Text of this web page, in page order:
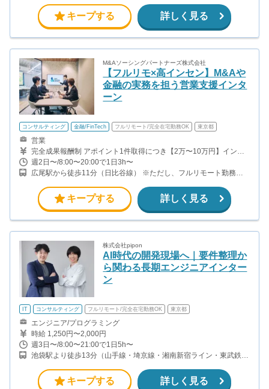
メトロ有楽町線） ※基本はフルリモートです。
キープする 詳しく見る
M&Aソーシングパートナーズ株式会社
【フルリモ×高インセン】M&Aや
金融の実務を担う営業支援インタ
ーン
コンサルティング 金融/FinTech フルリモート/完全在宅勤務OK 東京都
営業
完全成果報酬制 アポイント1件取得につき【2万〜10万円】インセ
ンティブ アポ取得先企業の売上高に応じて変動します。 アポ獲得
実績に応じてインセンティブ率が高くなる報酬体系。 アポ獲得数に
応じたランキング報酬など様々な制度があり、さらにインセンティ
ブが発生する可能性があります。
週2日〜/8:00〜20:00で1日3h〜
広尾駅から徒歩11分（日比谷線） ※ただし、フルリモート勤務の
キープする 詳しく見る
株式会社pipon
AI時代の開発現場へ｜要件整理か
ら関わる長期エンジニアインター
ン
IT コンサルティング フルリモート/完全在宅勤務OK 東京都
エンジニア/プログラミング
時給 1,250円〜2,000円
週3日〜/8:00〜21:00で1日5h〜
池袋駅より徒歩13分（山手線・埼京線・湘南新宿ライン・東武鉄道
キープする 詳しく見る